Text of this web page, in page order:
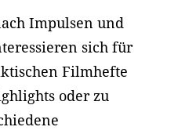
Impulsen und
sich für
Filmhefte
oder zu